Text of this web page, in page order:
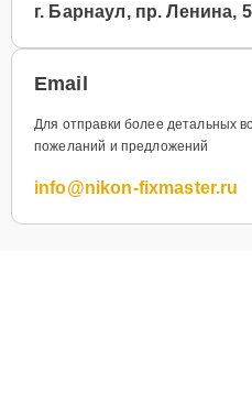
г. Барнаул, пр. Ленина,
Email
Для отправки более детальных
пожеланий и предложений
info@nikon-fixmaster.ru